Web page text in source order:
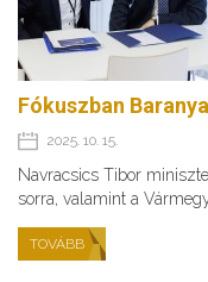
Fókuszban
2025. 10. 15.
Navracsics Tibor
sorra, valamint a
TOVÁBB